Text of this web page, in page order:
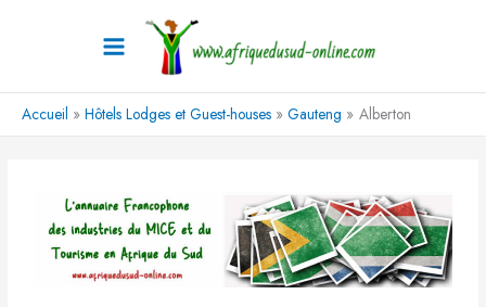
Accueil Hôtels Lodges et Guest-houses Gauteng Alberton